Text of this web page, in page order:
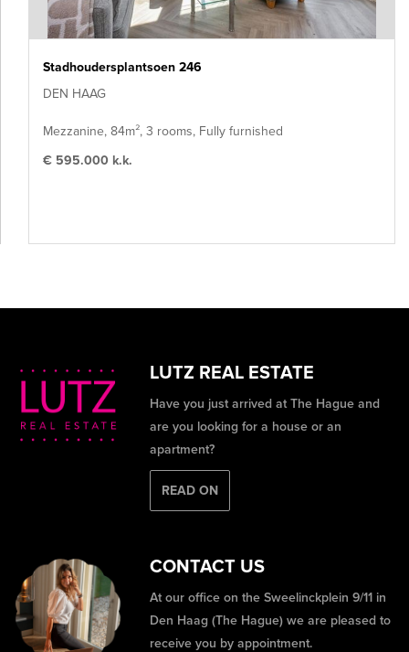
Stadhoudersplantsoen 246
DEN HAAG
Mezzanine, 84m², 3 rooms, Fully furnished
€ 595.000 k.k.
LUTZ REAL ESTATE
Have you just arrived at The Hague and
are you looking for a house or an
apartment?
READ ON
CONTACT US
At our office on the Sweelinckplein 9/11 in
Den Haag (The Hague) we are pleased to
receive you by appointment.